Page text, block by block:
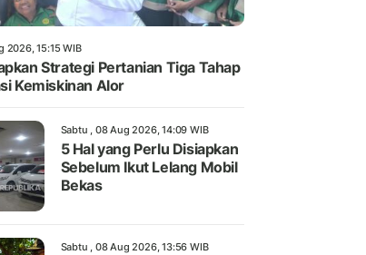
2026, 15:15 WIB
Strategi Pertanian Tiga Tahap
Kemiskinan Alor
Sabtu , 08 Aug 2026, 14:09 WIB
5 Hal yang Perlu Disiapkan
Sebelum Ikut Lelang Mobil
Bekas
Sabtu , 08 Aug 2026, 13:56 WIB